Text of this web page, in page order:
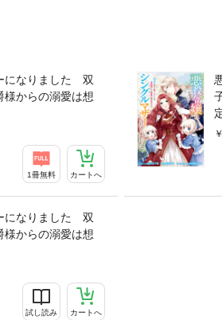
になりました 双
様からの溺愛は想
1冊無料 カートへ
になりました 双
様からの溺愛は想
試し読み カートへ